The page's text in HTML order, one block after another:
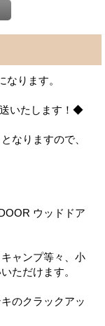
ります。
いたします！◆
なりますので、
ウッドドア
ャンプ等々、小
ただけます。
のクラックアッ